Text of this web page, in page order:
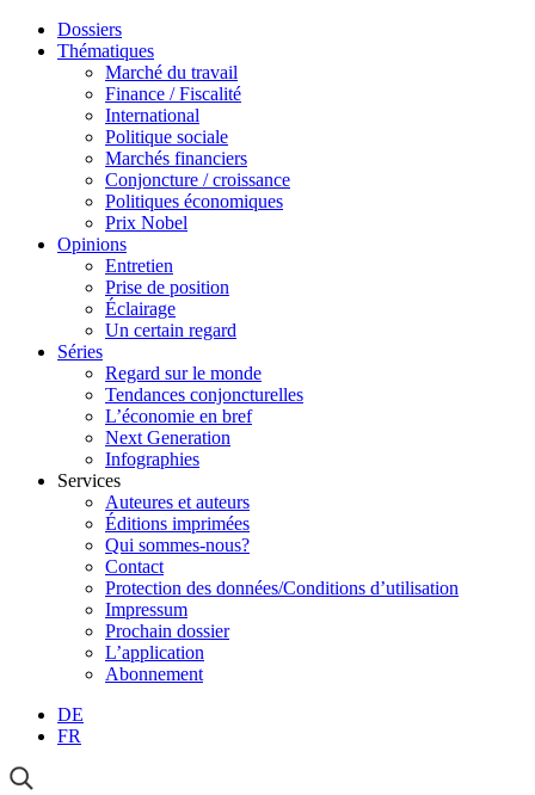
Dossiers
Thématiques
Marché du travail
Finance / Fiscalité
International
Politique sociale
Marchés financiers
Conjoncture / croissance
Politiques économiques
Prix Nobel
Opinions
Entretien
Prise de position
Éclairage
Un certain regard
Séries
Regard sur le monde
Tendances conjoncturelles
L’économie en bref
Next Generation
Infographies
Services
Auteures et auteurs
Éditions imprimées
Qui sommes-nous?
Contact
Protection des données/Conditions d’utilisation
Impressum
Prochain dossier
L’application
Abonnement
DE
FR